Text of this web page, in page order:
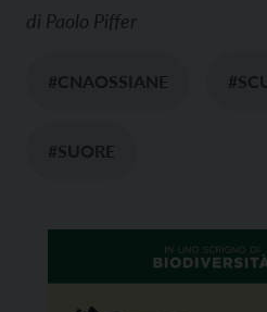
di Paolo Piffer
#CNAOSSIANE
#SUORE